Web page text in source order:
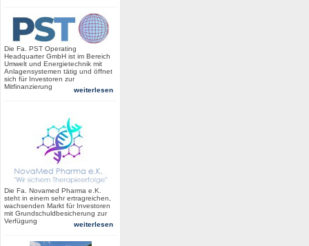
Die Fa. PST Operating
Headquarter GmbH ist im Bereich
Umwelt und Energietechnik mit
Anlagensystemen tätig und öffnet
sich für Investoren zur
Mitfinanzierung
weiterlesen
Die Fa. Novamed Pharma e.K.
steht in einem sehr ertragreichen,
wachsenden Markt für Investoren
mit Grundschuldbesicherung zur
Verfügung
weiterlesen